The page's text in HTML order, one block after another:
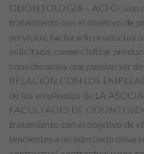
ODONTOLOGIA – ACFO., son
tratamiento con el objetivo de
servicios, facturarle productos
solicitado, comercializar
consideramos que puedan ser
RELACIÓN CON LOS
de los empleados de LA
FACULTADES DE
tratamiento con el objetivo de
tendientes a un adecuado